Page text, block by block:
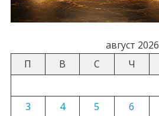
август 2026
П
В С Ч
3
4 5 6